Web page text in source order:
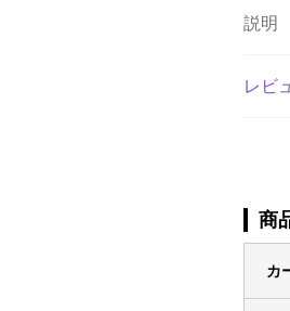
説明
レビ
商
カ